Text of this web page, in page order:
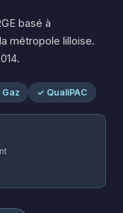
basé à
métropole lilloise.
✓ QualiPAC